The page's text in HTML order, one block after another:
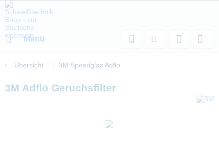
Menü
Übersicht 3M Speedglas Adflo
3M Adflo Geruchsfilter